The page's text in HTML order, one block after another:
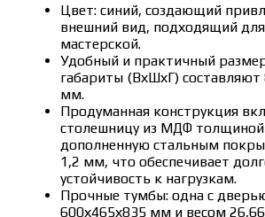
Цвет: синий, создающий
внешний вид, подходящий
мастерской.
Удобный и практичный
габариты (ВхШхГ) составляют
мм.
Продуманная конструкция
столешницу из МДФ
дополненную стальным
1,2 мм, что обеспечивает
устойчивость к нагрузкам.
Прочные тумбы: одна с
600х465х835 мм и весом